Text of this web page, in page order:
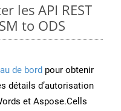
les API REST
to ODS
de bord pour obtenir
détails d’autorisation
et Aspose.Cells